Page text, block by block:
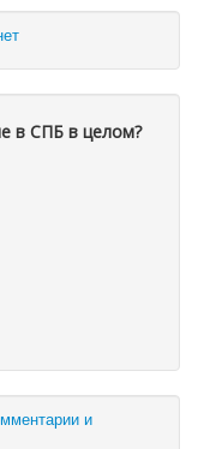
в СПБ в целом?